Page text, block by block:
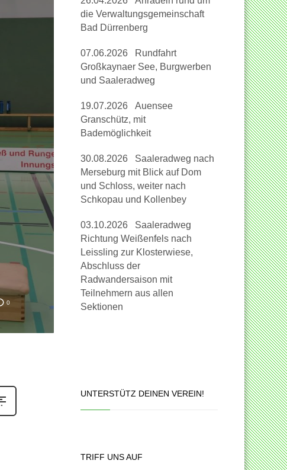
0
die Verwaltungsgemeinschaft
Bad Dürrenberg
07.06.2026 Rundfahrt
Großkaynaer See, Burgwerben
und Saaleradweg
19.07.2026 Auensee
Granschütz, mit
Bademöglichkeit
30.08.2026 Saaleradweg nach
Merseburg mit Blick auf Dom
und Schloss, weiter nach
Schkopau und Kollenbey
03.10.2026 Saaleradweg
Richtung Weißenfels nach
Leissling zur Klosterwiese,
Abschluss der
Radwandersaison mit
Teilnehmern aus allen
Sektionen
UNTERSTÜTZ DEINEN VEREIN!
TRIFF UNS AUF